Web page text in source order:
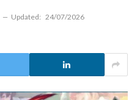
Updated: 24/07/2026